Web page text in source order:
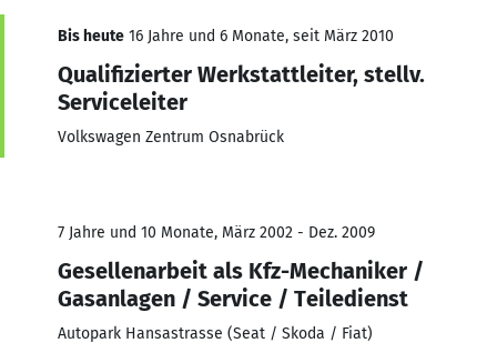
Bis heute 16 Jahre und 6 Monate, seit März 2010
Qualifizierter Werkstattleiter, stellv.
Serviceleiter
Volkswagen Zentrum Osnabrück
7 Jahre und 10 Monate, März 2002 - Dez. 2009
Gesellenarbeit als Kfz-Mechaniker /
Gasanlagen / Service / Teiledienst
Autopark Hansastrasse (Seat / Skoda / Fiat)